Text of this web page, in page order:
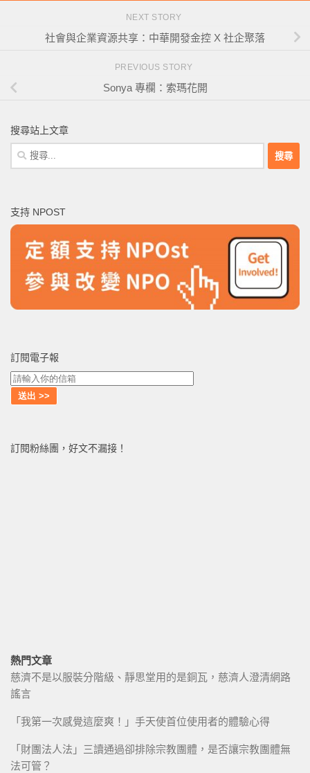
NEXT STORY
社會與企業資源共享：中華開發金控 X 社企聚落
PREVIOUS STORY
Sonya 專欄：索瑪花開
搜尋站上文章
搜
尋
字:
支持 NPOST
訂閱電子報
訂閱粉絲團，好文不漏接！
熱門文章
慈濟不是以服裝分階級、靜思堂用的是銅瓦，慈濟人澄清網路
謠言
「我第一次感覺這麼爽！」手天使首位使用者的體驗心得
「財團法人法」三讀通過卻排除宗教團體，是否讓宗教團體無
法可管？